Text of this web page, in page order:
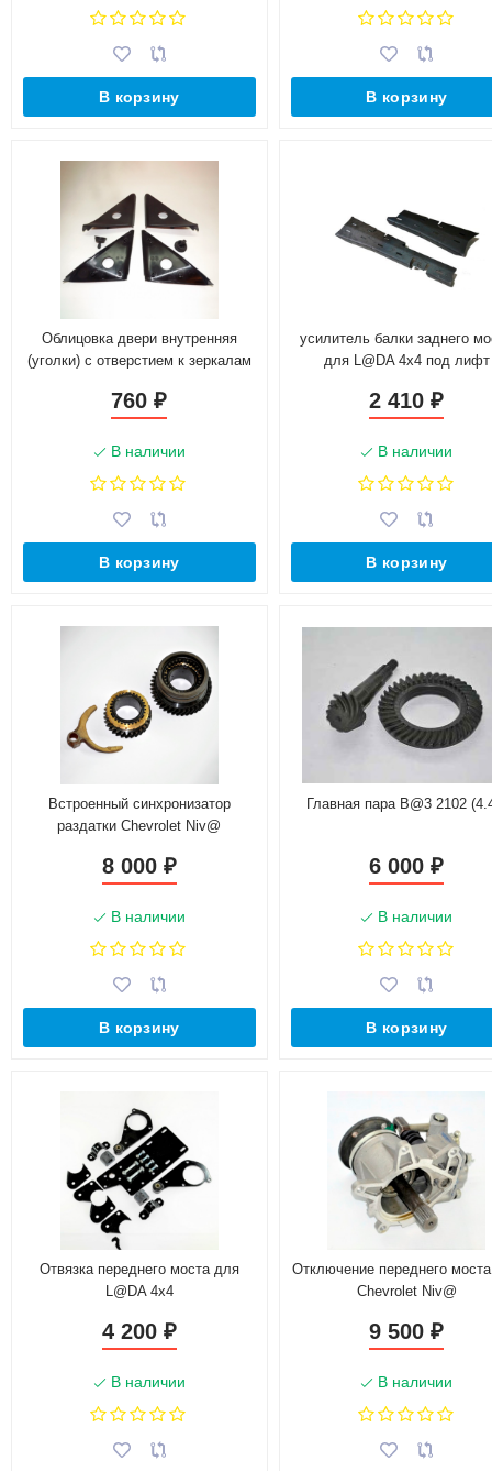
В корзину В корзину
Облицовка двери внутренняя
(уголки) с отверстием к зеркалам
760₽
В наличии
В корзину
усилитель балки заднего
для L@DA 4x4 под лифт
2 410₽
В наличии
В корзину
Встроенный синхронизатор
раздатки Chevrolet Niv@
8 000 ₽
В наличии
В корзину
Главная пара B@3 2102
6 000₽
В наличии
В корзину
Отвязка переднего моста для
L@DA 4x4
4 200 ₽
В наличии
Отключение переднего
Chevrolet Niv@
9 500₽
В наличии